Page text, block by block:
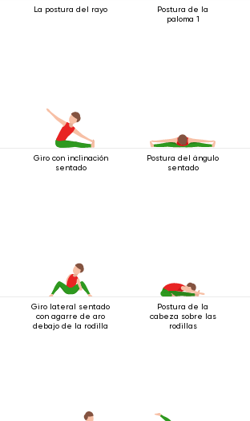
La postura del rayo
Postura de la
paloma 1
Giro con inclinación
sentado
Postura del ángulo
sentado
Giro lateral sentado
con agarre de aro
debajo de la rodilla
Postura de la
cabeza sobre las
rodillas